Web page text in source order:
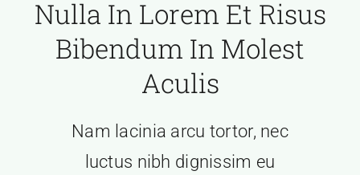
Nulla In Lorem Et Risus
Bibendum In Molest
Aculis
Nam lacinia arcu tortor, nec
luctus nibh dignissim eu